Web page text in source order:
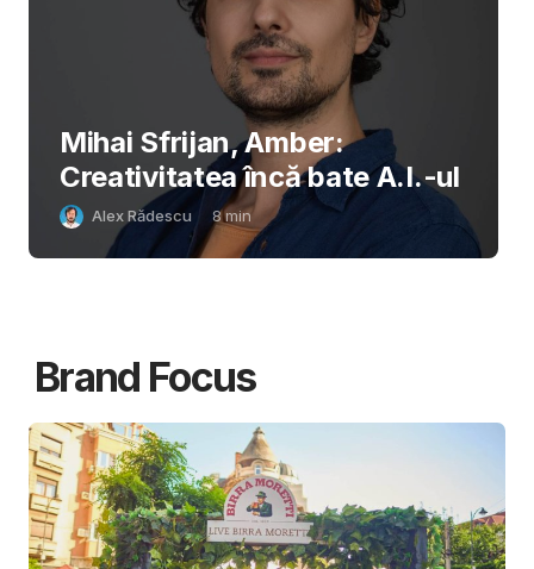
Mihai Sfrijan, Amber:
Creativitatea încă bate A.I.-ul
Alex Rădescu 8min
Brand Focus